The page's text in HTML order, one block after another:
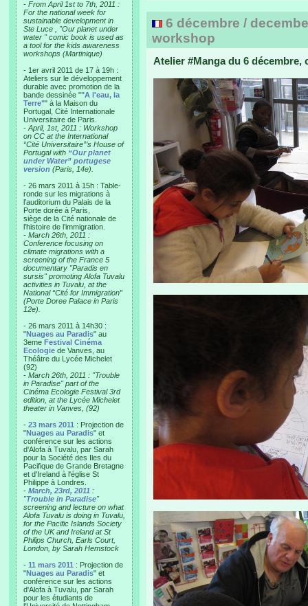
- From April 1st to 7th, 2011 :
For the national week for
sustainable development in
Ste Luce , "Our planet under
water " comic book is used as
a tool for the kids awareness
workshops (Martinique)
- 1er avril 2011 de 17 à 19h :
Ateliers sur le développement
durable avec promotion de la
bande dessinée ""A l'eau, la
Terre"" à la Maison du
Portugal, Cité Internationale
Universitaire de Paris.
- April, 1st, 2011 : Workshop
on CC at the International
“Cité Universitaire”’s House of
Portugal with “Our planet
under Water” portugese
version (Paris, 14e).
- 26 mars 2011 à 15h : Table-
ronde sur les migrations à
l’auditorium du Palais de la
Porte dorée à Paris,
siège de la Cité nationale de
l’histoire de l’immigration.
- March 26th, 2011 :
Conference focusing on
climate migrations with a
screening of the France 5
documentary "Paradis en
sursis" promoting Alofa Tuvalu
activities in Tuvalu, at the
National “Cité for Immigration”
(Porte Doree Palace in Paris
12e).
- 26 mars 2011 à 14h30 :
"Nuages au Paradis" au
3eme Festival Cinéma
Ecologie de Vanves, au
Théâtre du Lycée Michelet
(92)
- March 26th, 2011 : "Trouble
in Paradise" part of the
Cinéma Ecologie Festival 3rd
edition, at the Lycée Michelet
theater in Vanves, (92)
- 23 mars 2011 : Projection de
"Nuages au Paradis" et
conférence sur les actions
d'Alofa à Tuvalu, par Sarah
pour la Société des Iles du
Pacifique de Grande Bretagne
et d'Ireland à l'église St
Philippe à Londres.
- March, 23rd, 2011 :
"Trouble in Paradise"
screening and lecture on what
Alofa Tuvalu is doing in Tuvalu,
for the Pacific Islands Society
of the UK and Ireland at St
Philips Church, Earls Court,
London, by Sarah Hemstock
- 11 mars 2011 : Projection de
"Nuages au Paradis" et
conférence sur les actions
d'Alofa à Tuvalu, par Sarah
pour les étudiants de
6 décembre /
workshop
Atelier #Manga du 6